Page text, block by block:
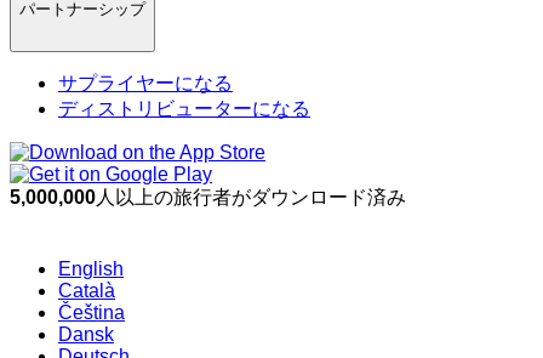
パートナーシップ
サプライヤーになる
ディストリビューターになる
5,000,000人以上の旅行者がダウンロード済み
English
Català
Čeština
Dansk